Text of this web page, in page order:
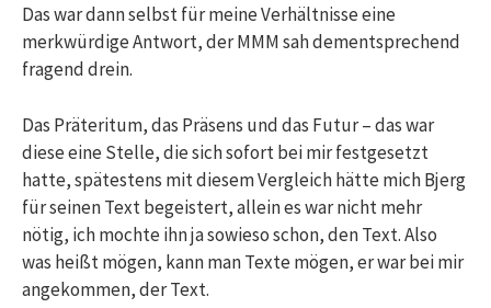
Das war dann selbst für meine Verhältnisse eine
merkwürdige Antwort, der MMM sah dementsprechend
fragend drein.
Das Präteritum, das Präsens und das Futur – das war
diese eine Stelle, die sich sofort bei mir festgesetzt
hatte, spätestens mit diesem Vergleich hätte mich Bjerg
für seinen Text begeistert, allein es war nicht mehr
nötig, ich mochte ihn ja sowieso schon, den Text. Also
was heißt mögen, kann man Texte mögen, er war bei mir
angekommen, der Text.